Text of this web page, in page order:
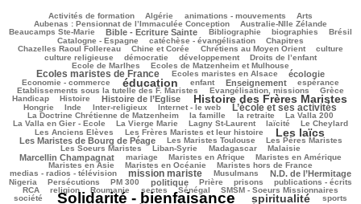
Activités de formation Algérie animations - mouvements Arts
Aubenas : Pensionnat de l’Immaculée Conception
130/2792 Australie-Nlle Zélande
103/2792
Beaucamps Ste-Marie
655/2792 Bible - Ecriture Sainte
77/2792 Bibliographie
456/2792 biographies
169/2792 Brésil
584/2792
Catalogne - Espagne
catéchèse - évangélisation Chapitres
Chazelles Raoul Follereau
157/2792 Chine et Corée
228/2792 Chrétiens au Moyen Orient
459/2792 culture
24/2792
culture religieuse
démocratie développement Droits de l’enfant
Ecole de Marlhes
Ecoles de Matzenheim et Mulhouse
Ecoles maristes de France
282/2792 Ecoles maristes en Alsace
620/2792 écologie
Economie - commerce
1692/2792 éducation
196/2792 enfant
791/2792 Enseignement
250/2792 espérance
43/2792
Etablissements sous la tutelle des F. Maristes
211/2792 Evangélisation, missions
505/2792 Grèce
88/2792
Handicap
164/2792 Histoire
737/2792 Histoire de l’Eglise
1651/2792 Histoire des Frères Maristes
118/2792
Hongrie
26/2792 Inde
101/2792 Inter-religieux
227/2792 Internet - le web
1065/2792 L’école et ses activités
25/2792
La Doctrine Chrétienne de Matzenheim
350/2792 la famille
152/2792 la retraite
61/2792 La Valla 200
215/2792
La Valla en Gier - Ecole
592/2792 La Vierge Marie
401/2792 Lagny St-Laurent
233/2792 laïcité
230/2792 Le Cheylard
96/2792
Les Anciens Elèves
82/2792 Les Frères Maristes et leur histoire
1728/2792 Les laïcs
609/2792
Les Maristes de Bourg de Péage
324/2792 Les Maristes Toulouse
543/2792 Les Pères Maristes
430/2792
Les Soeurs Maristes
Liban-Syrie Madagascar Malaisie
Marcellin Champagnat
36/2792 mariage
310/2792 Maristes en Afrique
276/2792 Maristes en Amérique
375/2792
Maristes en Asie
Maristes en Océanie Maristes hors de France
medias - radios - télévision
1004/2792 mission mariste
90/2792 Musulmans
864/2792 N.D. de l’Hermitage
61/2792
Nigeria
154/2792 Persécutions
200/2792 PM 300
715/2792 politique
184/2792 Prière
112/2792 prisons
291/2792 publications - écrits
259/2792
RCA
217/2792 religion
51/2792 Roumanie
40/2792 sectes
60/2792 Sénégal
260/2792 SMSM - Soeurs Missionnaires
305/2792
société
2792/2792 Solidarité - bienfaisance
1670/2792 spiritualité
262/2792 sports
190/2792